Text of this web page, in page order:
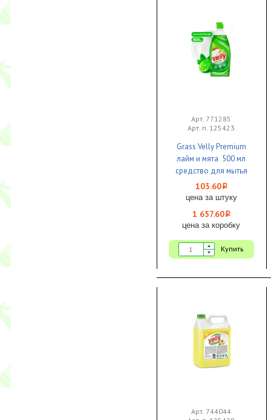
Арт. 771285
Арт. п. 125423
Grass Velly Premium
лайм и мята 500 мл
средство для мытья
посуды 1/8 ЧЗ
103.60i
цена за штуку
1 657.60i
цена за коробку
Купить
Арт. 744044